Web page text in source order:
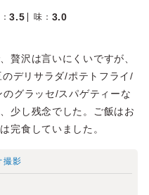
：3.5 味 ： 3.0
贅沢は言いにくいですが、
デリサラダ/ポテトフライ/
グラッセ/スパゲティーな
少し残念でした。ご飯はお
完食していました。
撮影